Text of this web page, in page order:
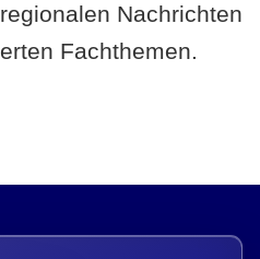
Nachrichten
Fachthemen.